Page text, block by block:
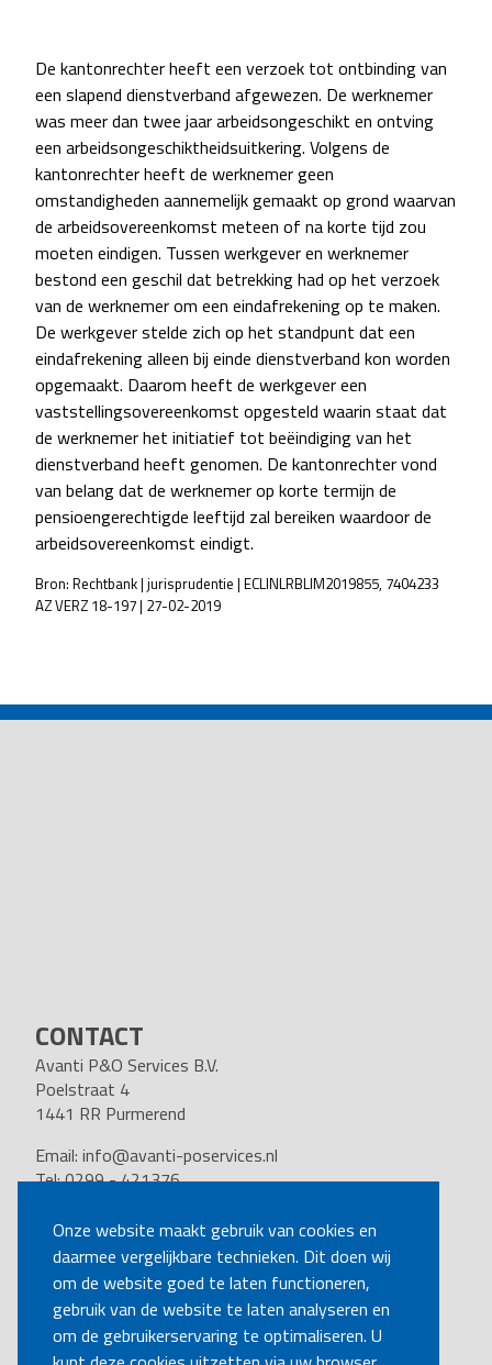
Onze website maakt gebruik van cookies en
daarmee vergelijkbare technieken. Dit doen wij
om de website goed te laten functioneren,
gebruik van de website te laten analyseren en
om de gebruikerservaring te optimaliseren. U
De kantonrechter heeft een verzoek tot ontbinding van
een slapend dienstverband afgewezen. De werknemer
was meer dan twee jaar arbeidsongeschikt en ontving
een arbeidsongeschiktheidsuitkering. Volgens de
kantonrechter heeft de werknemer geen
omstandigheden aannemelijk gemaakt op grond waarvan
de arbeidsovereenkomst meteen of na korte tijd zou
moeten eindigen. Tussen werkgever en werknemer
bestond een geschil dat betrekking had op het verzoek
van de werknemer om een eindafrekening op te maken.
De werkgever stelde zich op het standpunt dat een
eindafrekening alleen bij einde dienstverband kon worden
opgemaakt. Daarom heeft de werkgever een
vaststellingsovereenkomst opgesteld waarin staat dat
de werknemer het initiatief tot beëindiging van het
dienstverband heeft genomen. De kantonrechter vond
van belang dat de werknemer op korte termijn de
pensioengerechtigde leeftijd zal bereiken waardoor de
arbeidsovereenkomst eindigt.
Bron: Rechtbank | jurisprudentie | ECLINLRBLIM2019855, 7404233
AZ VERZ 18-197 | 27-02-2019
NAVIGATION
CONTACT
Avanti P&O Services B.V.
Poelstraat 4
1441 RR Purmerend
Email: info@avanti-poservices.nl
Tel: 0299 - 421376
Kvk nummer: 37140121
VOLG ONS
BEL MIJ TERUG